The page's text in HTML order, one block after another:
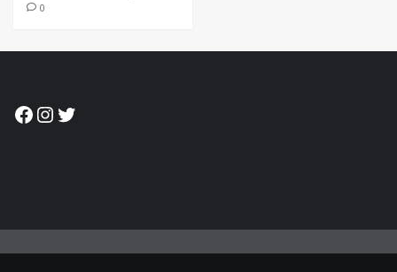
0
Facebook
Instagram
Twitter